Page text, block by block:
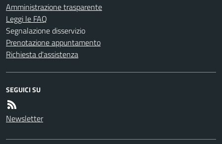
Amministrazione trasparente
Leggi le FAQ
Segnalazione disservizio
Prenotazione appuntamento
Richiesta d'assistenza
SEGUICI SU
Newsletter